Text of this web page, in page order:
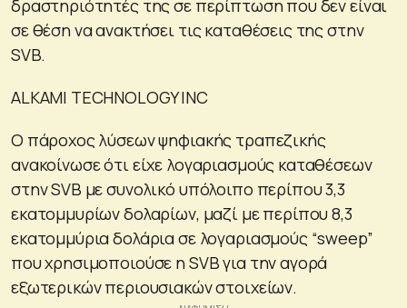
δραστηριότητές της σε περίπτωση που δεν είναι
σε θέση να ανακτήσει τις καταθέσεις της στην
SVB.
ALKAMI TECHNOLOGY INC
Ο πάροχος λύσεων ψηφιακής τραπεζικής
ανακοίνωσε ότι είχε λογαριασμούς καταθέσεων
στην SVB με συνολικό υπόλοιπο περίπου 3,3
εκατομμυρίων δολαρίων, μαζί με περίπου 8,3
εκατομμύρια δολάρια σε λογαριασμούς “sweep”
που χρησιμοποιούσε η SVB για την αγορά
εξωτερικών περιουσιακών στοιχείων.